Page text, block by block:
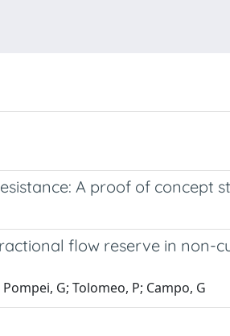
A proof of concept
flow reserve in non-
G; Tolomeo, P; Campo, G